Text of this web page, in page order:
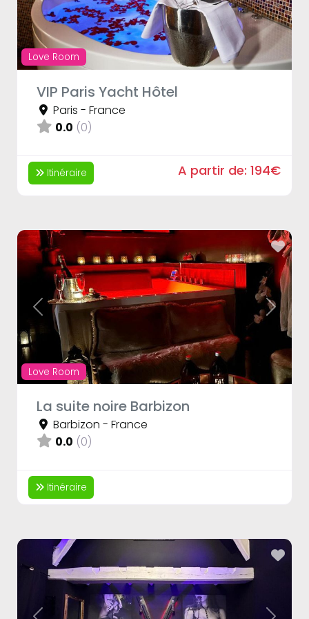
Love Room
VIP Paris Yacht Hôtel
Paris - France
0.0 (0)
Itinéraire A partir de: 194€
Love Room
Previous Next
La suite noire Barbizon
Barbizon - France
0.0 (0)
Itinéraire